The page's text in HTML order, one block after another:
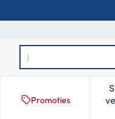
Product, merk,
Promoties